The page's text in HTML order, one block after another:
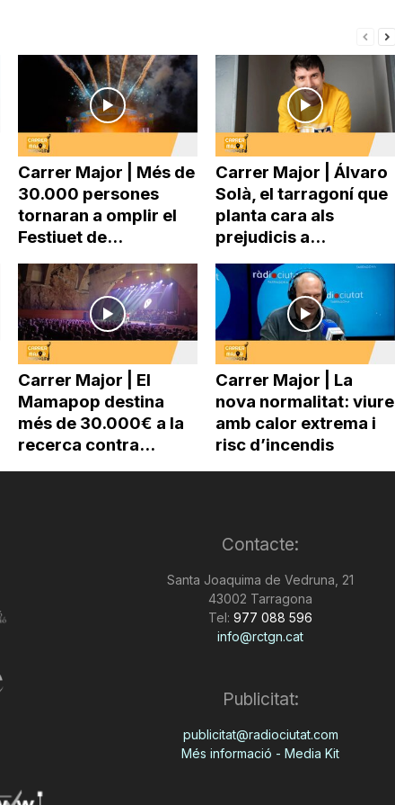
Carrer Major | Més de
30.000 persones
tornaran a omplir el
Festiuet de...
Carrer Major | Álvaro
Solà, el tarragoní que
planta cara als
prejudicis a...
Carrer Major | El
Mamapop destina
més de 30.000€ a la
recerca contra...
Carrer Major | La
nova normalitat: viure
amb calor extrema i
risc d’incendis
Contacte:
Santa Joaquima de Vedruna, 21
43002 Tarragona
Tel: 977 088 596
info@rctgn.cat
Publicitat:
publicitat@radiociutat.com
Més informació - Media Kit